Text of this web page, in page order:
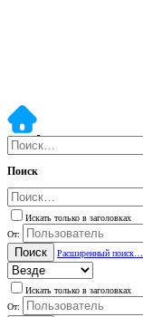
Поиск
Искать только в заголовках
От:
Поиск Расширенный поиск…
Искать только в заголовках
От: